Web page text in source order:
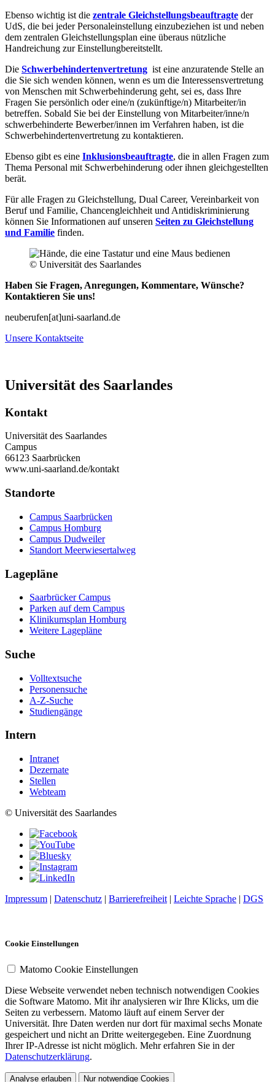
Ebenso wichtig ist die zentrale Gleichstellungsbeauftragte der
UdS, die bei jeder Personaleinstellung einzubeziehen ist und neben
dem zentralen Gleichstellungsplan eine überaus nützliche
Handreichung zur Einstellungbereitstellt.
Die Schwerbehindertenvertretung ist eine anzuratende Stelle an
die Sie sich wenden können, wenn es um die Interessensvertretung
von Menschen mit Schwerbehinderung geht, sei es, dass Ihre
Fragen Sie persönlich oder eine/n (zukünftige/n) Mitarbeiter/in
betreffen. Sobald Sie bei der Einstellung von Mitarbeiter/inne/n
schwerbehinderte Bewerber/innen im Verfahren haben, ist die
Schwerbehindertenvertretung zu kontaktieren.
Ebenso gibt es eine Inklusionsbeauftragte, die in allen Fragen zum
Thema Personal mit Schwerbehinderung oder ihnen gleichgestellten
berät.
Für alle Fragen zu Gleichstellung, Dual Career, Vereinbarkeit von
Beruf und Familie, Chancengleichheit und Antidiskriminierung
können Sie Informationen auf unseren Seiten zu Gleichstellung
und Familie finden.
© Universität des Saarlandes
Haben Sie Fragen, Anregungen, Kommentare, Wünsche?
Kontaktieren Sie uns!
neuberufen[at]uni-saarland.de
Unsere Kontaktseite
Universität des Saarlandes
Kontakt
Universität des Saarlandes
Campus
66123 Saarbrücken
www.uni-saarland.de/kontakt
Standorte
Campus Saarbrücken
Campus Homburg
Campus Dudweiler
Standort Meerwiesertalweg
Lagepläne
Saarbrücker Campus
Parken auf dem Campus
Klinikumsplan Homburg
Weitere Lagepläne
Suche
Volltextsuche
Personensuche
A-Z-Suche
Studiengänge
Intern
Intranet
Dezernate
Stellen
Webteam
© Universität des Saarlandes
Impressum | Datenschutz | Barrierefreiheit | Leichte Sprache | DGS
Cookie Einstellungen
Matomo Cookie Einstellungen
Diese Webseite verwendet neben technisch notwendigen Cookies
die Software Matomo. Mit ihr analysieren wir Ihre Klicks, um die
Seiten zu verbessern. Matomo läuft auf einem Server der
Universität. Ihre Daten werden nur dort für maximal sechs Monate
gespeichert und nicht an Dritte weitergegeben. Eine Zuordnung
Ihrer IP-Adresse ist nicht möglich. Mehr erfahren Sie in der
Datenschutzerklärung.
Analyse erlauben Nur notwendige Cookies